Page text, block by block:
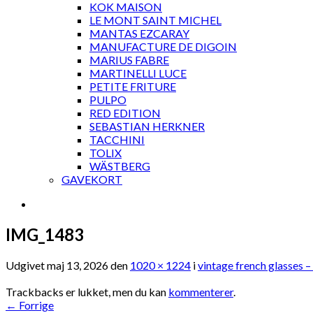
KOK MAISON
LE MONT SAINT MICHEL
MANTAS EZCARAY
MANUFACTURE DE DIGOIN
MARIUS FABRE
MARTINELLI LUCE
PETITE FRITURE
PULPO
RED EDITION
SEBASTIAN HERKNER
TACCHINI
TOLIX
WÄSTBERG
GAVEKORT
IMG_1483
Udgivetmaj 13, 2026den 1020 × 1224 ivintage french glasses –
Trackbacks er lukket, men du kan kommenterer.
← Forrige